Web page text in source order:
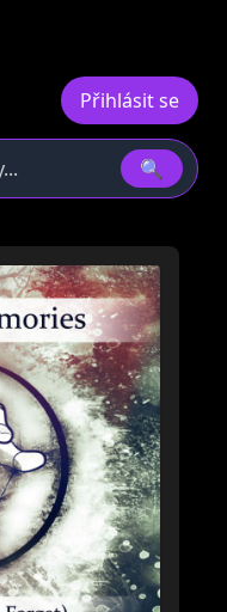
Přihlásit se
🔍